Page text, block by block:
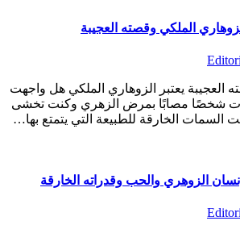
العجيبة يعتبر الزوهاري الملكي هل واجهت
شخصًا مصابًا بمرض الزهري وكنت تخشى
السمات الخارقة للطبيعة التي يتمتع بها…
الزوهري والحب وقدراته الخارقة